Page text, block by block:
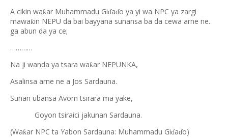
A cikin waƙar Muhammadu Giɗaɗo ya yi wa NPC ya zargi
mawaƙin NEPU da bai bayyana sunansa ba da cewa arne ne.
ga abun da ya ce;
…………
Na ji wanda ya tsara waƙar NEPUNKA,
Asalinsa arne ne a Jos Sardauna.
Sunan ubansa Avom tsirara ma yake,
Goyon tsiraici jakunan Sardauna.
(Waƙar NPC ta Yabon Sardauna: Muhammadu Giɗaɗo)